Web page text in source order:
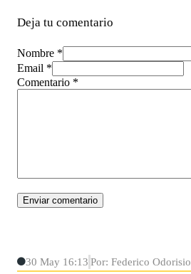
Deja tu comentario
Nombre *
Email *
Comentario *
30 May 16:13 Por: Federico Odorisio